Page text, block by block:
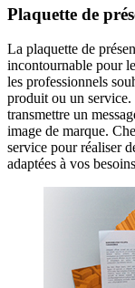
Plaquette de
La plaquette de
incontournable pour
les professionnels
produit ou un service.
transmettre un
image de marque.
service pour réaliser
adaptées à vos